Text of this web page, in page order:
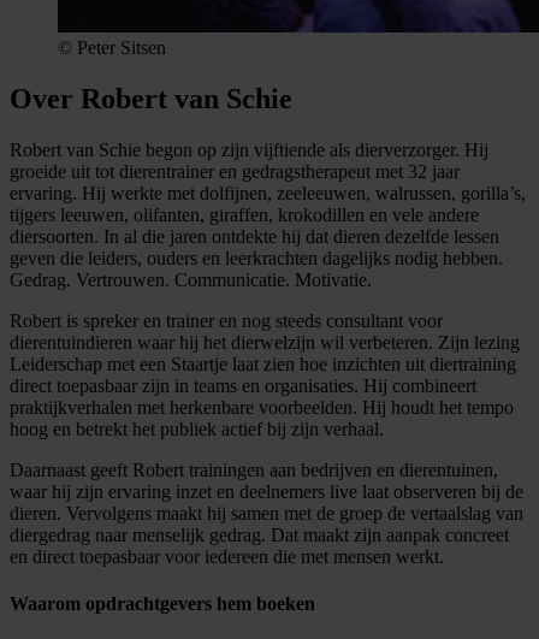
© Peter Sitsen
Over Robert van Schie
Robert van Schie begon op zijn vijftiende als dierverzorger. Hij
groeide uit tot dierentrainer en gedragstherapeut met 32 jaar
ervaring. Hij werkte met dolfijnen, zeeleeuwen, walrussen, gorilla’s,
tijgers leeuwen, olifanten, giraffen, krokodillen en vele andere
diersoorten. In al die jaren ontdekte hij dat dieren dezelfde lessen
geven die leiders, ouders en leerkrachten dagelijks nodig hebben.
Gedrag. Vertrouwen. Communicatie. Motivatie.
Robert is spreker en trainer en nog steeds consultant voor
dierentuindieren waar hij het dierwelzijn wil verbeteren. Zijn lezing
Leiderschap met een Staartje laat zien hoe inzichten uit diertraining
direct toepasbaar zijn in teams en organisaties. Hij combineert
praktijkverhalen met herkenbare voorbeelden. Hij houdt het tempo
hoog en betrekt het publiek actief bij zijn verhaal.
Daarnaast geeft Robert trainingen aan bedrijven en dierentuinen,
waar hij zijn ervaring inzet en deelnemers live laat observeren bij de
dieren. Vervolgens maakt hij samen met de groep de vertaalslag van
diergedrag naar menselijk gedrag. Dat maakt zijn aanpak concreet
en direct toepasbaar voor iedereen die met mensen werkt.
Waarom opdrachtgevers hem boeken